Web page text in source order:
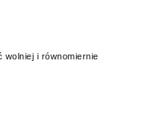
wolniej i równomiernie